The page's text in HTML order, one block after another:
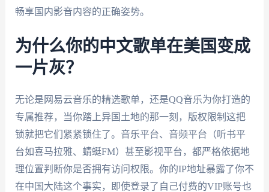
畅享国内影音内容的正确姿势。
为什么你的中文歌单在美国变成
一片灰？
无论是网易云音乐的精选歌单，还是QQ音乐为你打造的
专属推荐，当你踏上异国土地的那一刻，版权限制这把
锁就把它们紧紧锁住了。音乐平台、音频平台（听书平
台如喜马拉雅、蜻蜓FM）甚至影视平台，都严格依据地
理位置判断你是否拥有访问权限。你的IP地址暴露了你不
在中国大陆这个事实，即使登录了自己付费的VIP账号也